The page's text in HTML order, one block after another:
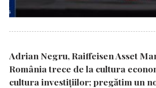
Adrian Negru, Raiffeisen Asset
România trece de la cultura
cultura investițiilor; pregătim un